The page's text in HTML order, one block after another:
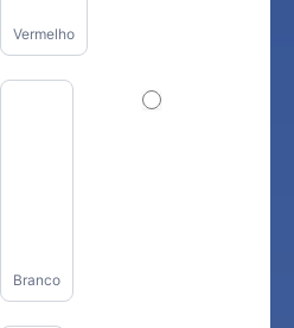
Vermelho
Branco